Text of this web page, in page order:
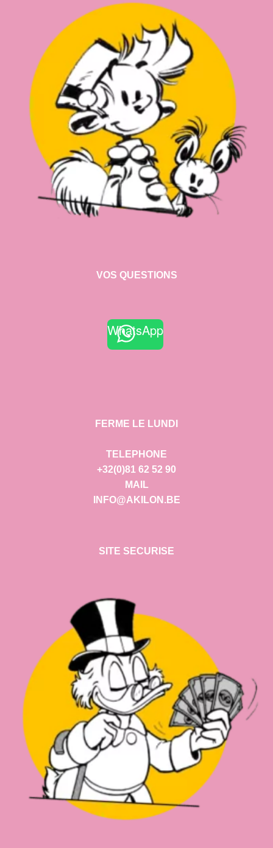
VOS QUESTIONS
WhatsApp
FERME LE LUNDI
TELEPHONE
+32(0)81 62 52 90
MAIL
INFO@AKILON.BE
SITE SECURISE